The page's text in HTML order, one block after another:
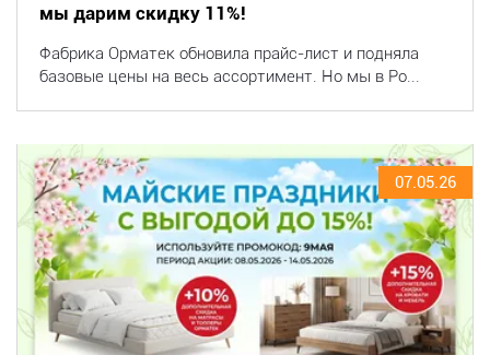
мы дарим скидку 11%!
Фабрика Орматек обновила прайс-лист и подняла
базовые цены на весь ассортимент. Но мы в Po...
07.05.26